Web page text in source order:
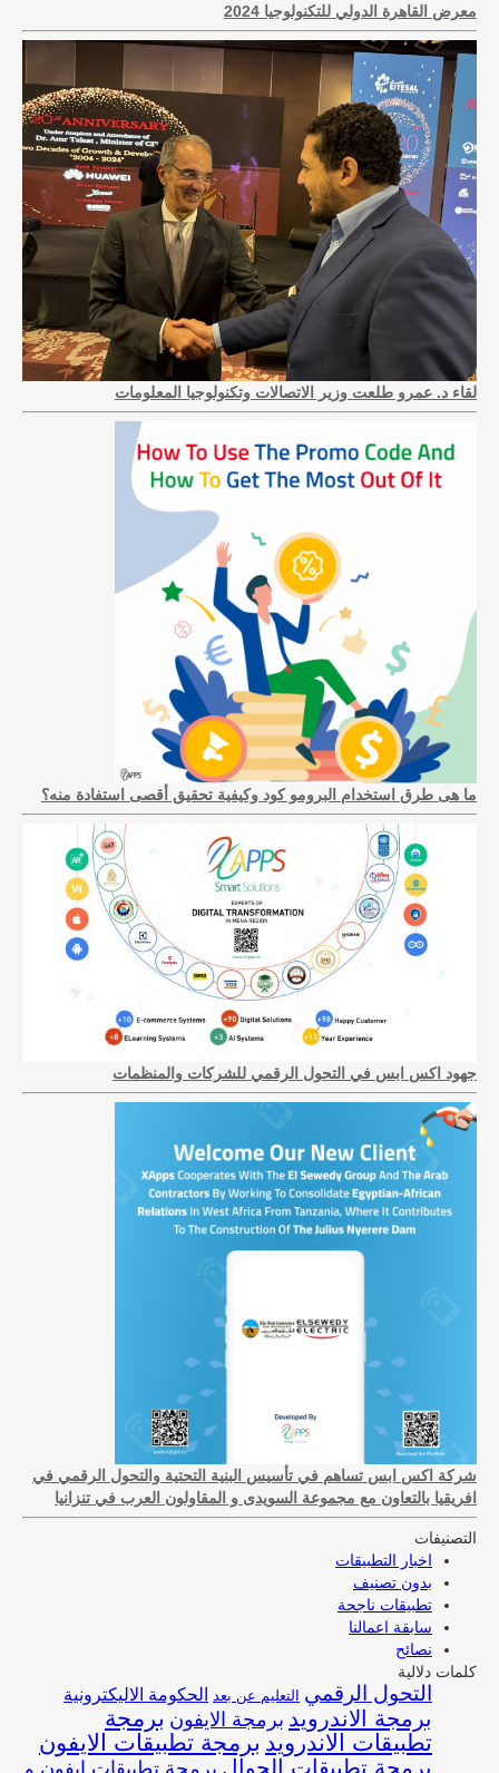
معرض القاهرة الدولي للتكنولوجيا 2024
لقاء د. عمرو طلعت وزير الاتصالات وتكنولوجيا المعلومات
ما هى طرق استخدام البرومو كود وكيفية تحقيق أقصى استفادة منه؟
جهود اكس ابس في التحول الرقمي للشركات والمنظمات
شركة اكس ابس تساهم في تأسيس البنية التحتية والتحول الرقمي في
افريقيا بالتعاون مع مجموعة السويدى و المقاولون العرب في تنزانيا
التصنيفات
اخبار التطبيقات
بدون تصنيف
تطبيقات ناجحة
سابقة اعمالنا
نصائح
كلمات دلالية
التحول الرقمي التعليم عن بعد الحكومة الاليكترونية
برمجة الاندرويد برمجة الايفون برمجة
تطبيقات الاندرويد برمجة تطبيقات الايفون
برمجة تطبيقات الجوال برمجة تطبيقات ايفون و